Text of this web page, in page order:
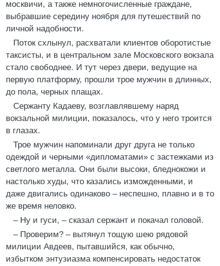
москвичи, а также немногочисленные граждане,
выбравшие середину ноября для путешествий по
личной надобности.
Поток схлынул, расхватали клиентов оборотистые
таксисты, и в центральном зале Московского вокзала
стало свободнее. И тут через двери, ведущие на
первую платформу, прошли трое мужчин в длинных,
до пола, черных плащах.
Сержанту Кадаеву, возглавлявшему наряд
вокзальной милиции, показалось, что у него троится
в глазах.
Трое мужчин напоминали друг друга не только
одеждой и черными «дипломатами» с застежками из
светлого металла. Они были высоки, бледнокожи и
настолько худы, что казались изможденными, и
даже двигались одинаково – неспешно, плавно и в то
же время неловко.
– Ну и гуси, – сказал сержант и покачал головой.
– Проверим? – вытянул тощую шею рядовой
милиции Авдеев, пытавшийся, как обычно,
избытком энтузиазма компенсировать недостаток